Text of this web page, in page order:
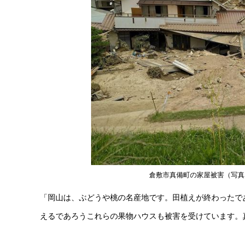
倉敷市真備町の家屋被害（写
「岡山は、ぶどうや桃の名産地です。田植えが終わった
えるであろうこれらの果物ハウスも被害を受けています